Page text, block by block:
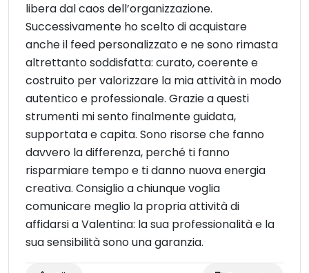
libera dal caos dell’organizzazione.
Successivamente ho scelto di acquistare
anche il feed personalizzato e ne sono rimasta
altrettanto soddisfatta: curato, coerente e
costruito per valorizzare la mia attività in modo
autentico e professionale. Grazie a questi
strumenti mi sento finalmente guidata,
supportata e capita. Sono risorse che fanno
davvero la differenza, perché ti fanno
risparmiare tempo e ti danno nuova energia
creativa. Consiglio a chiunque voglia
comunicare meglio la propria attività di
affidarsi a Valentina: la sua professionalità e la
sua sensibilità sono una garanzia.